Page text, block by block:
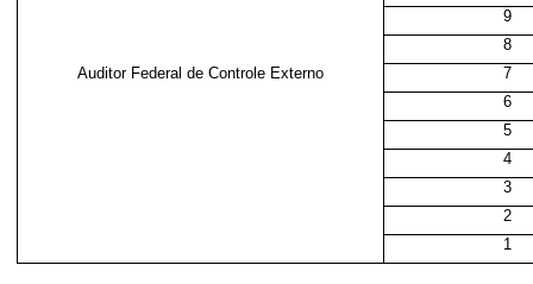
Auditor Federal de Controle Externo
9
8
7
6
5
4
3
2
1